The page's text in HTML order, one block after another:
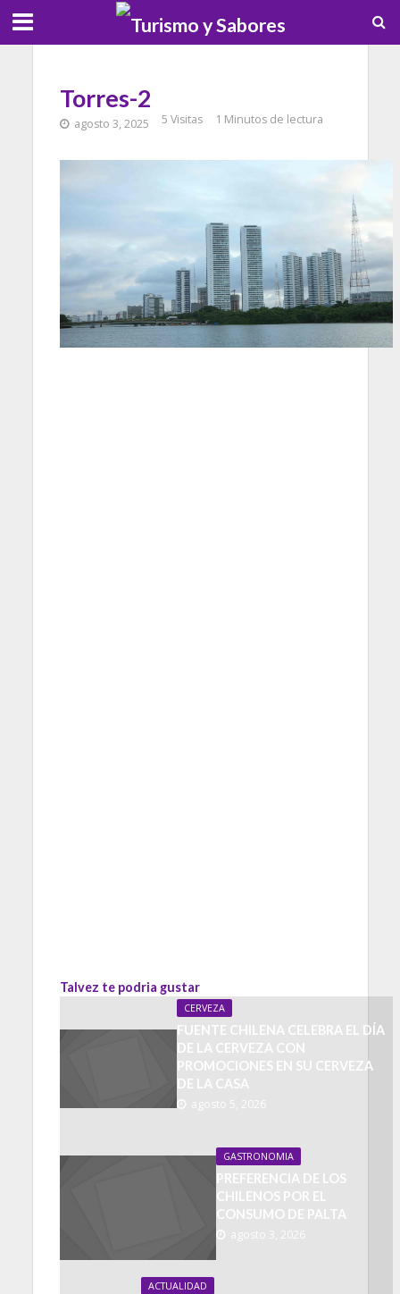
Torres-2
agosto 3, 2025 5 Visitas 1 Minutos de lectura
Talvez te podria gustar
CERVEZA
FUENTE CHILENA CELEBRA EL DÍA
DE LA CERVEZA CON
PROMOCIONES EN SU CERVEZA
DE LA CASA
agosto 5, 2026
GASTRONOMIA
PREFERENCIA DE LOS
CHILENOS POR EL
CONSUMO DE PALTA
agosto 3, 2026
ACTUALIDAD